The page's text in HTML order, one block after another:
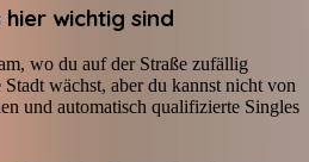
wichtig sind
wo du auf der Straße zufällig
wächst, aber du kannst nicht von
und automatisch qualifizierte Singles